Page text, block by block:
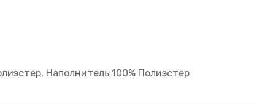
Наполнитель 100% Полиэстер